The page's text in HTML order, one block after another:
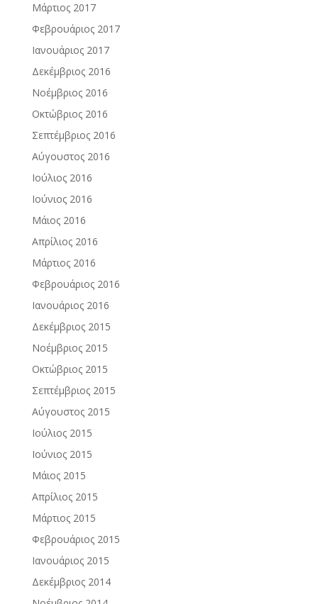
Μάρτιος 2017
Φεβρουάριος 2017
Ιανουάριος 2017
Δεκέμβριος 2016
Νοέμβριος 2016
Οκτώβριος 2016
Σεπτέμβριος 2016
Αύγουστος 2016
Ιούλιος 2016
Ιούνιος 2016
Μάιος 2016
Απρίλιος 2016
Μάρτιος 2016
Φεβρουάριος 2016
Ιανουάριος 2016
Δεκέμβριος 2015
Νοέμβριος 2015
Οκτώβριος 2015
Σεπτέμβριος 2015
Αύγουστος 2015
Ιούλιος 2015
Ιούνιος 2015
Μάιος 2015
Απρίλιος 2015
Μάρτιος 2015
Φεβρουάριος 2015
Ιανουάριος 2015
Δεκέμβριος 2014